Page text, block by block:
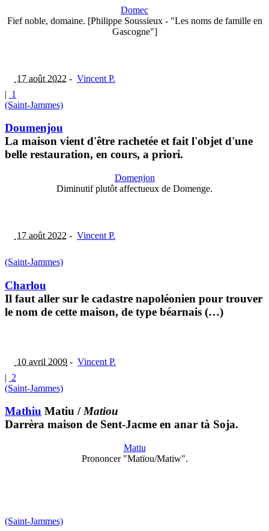
Domec
Fief noble, domaine. [Philippe Soussieux - "Les noms de famille en
Gascogne"]
17 août 2022 - Vincent P.
| 1
(Saint-Jammes)
Doumenjou
La maison vient d'être rachetée et fait l'objet d'une
belle restauration, en cours, a priori.
Domenjon
Diminutif plutôt affectueux de Domenge.
17 août 2022 - Vincent P.
(Saint-Jammes)
Charlou
Il faut aller sur le cadastre napoléonien pour trouver
le nom de cette maison, de type béarnais (…)
10 avril 2009 - Vincent P.
| 2
(Saint-Jammes)
Mathiu Matiu /Matiou
Darrèra maison de Sent-Jacme en anar tà Soja.
Matiu
Prononcer "Matïou/Matiw".
(Saint-Jammes)